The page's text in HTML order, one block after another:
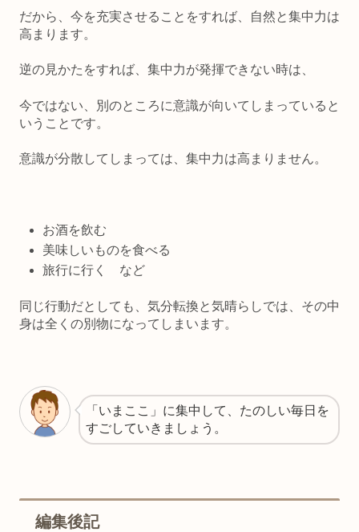
だから、今を充実させることをすれば、自然と集中力は
高まります。
逆の見かたをすれば、集中力が発揮できない時は、
今ではない、別のところに意識が向いてしまっていると
いうことです。
意識が分散してしまっては、集中力は高まりません。
お酒を飲む
美味しいものを食べる
旅行に行く など
同じ行動だとしても、気分転換と気晴らしでは、その中
身は全くの別物になってしまいます。
「いまここ」に集中して、たのしい毎日を
すごしていきましょう。
編集後記